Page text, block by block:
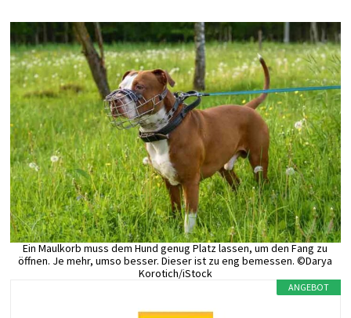
Ein Maulkorb muss dem Hund genug Platz lassen, um den Fang zu
öffnen. Je mehr, umso besser. Dieser ist zu eng bemessen. ©Darya
Korotich/iStock
ANGEBOT